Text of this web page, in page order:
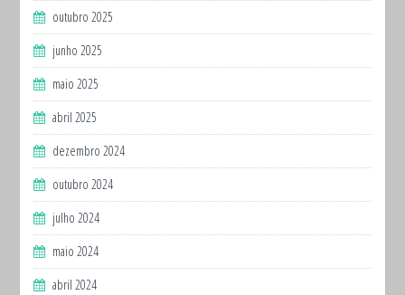
outubro 2025
junho 2025
maio 2025
abril 2025
dezembro 2024
outubro 2024
julho 2024
maio 2024
abril 2024